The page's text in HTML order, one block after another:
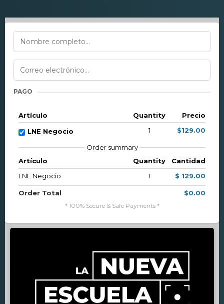
PAGO
Artículo Quantity
Precio
LNE Negocio
1 $129.00
Order summary
Artículo
Quantity
Cantidad
LNE Negocio
1 $ 129.00
Order Total $0.00
* 100% Secure & Safe Payments *